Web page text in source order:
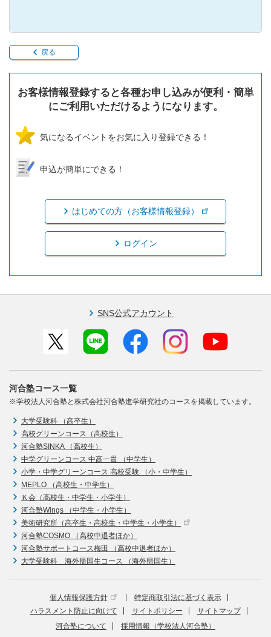
戻る
お客様情報登録すると各種お申し込みが便利・簡単
にご利用いただけるようになります。
気になるイベントをお気に入り登録できる！
申込が簡単にできる！
はじめての方（お客様情報登録）
ログイン
SNS公式アカウント
河合塾コース一覧
※学校法人河合塾と株式会社河合塾進学研究社のコースを掲載しています。
大学受験科 （高卒生）
高校グリーンコース（高校生）
河合塾SINKA （高校生）
中学グリーンコース 中高一貫 （中学生）
小学・中学グリーンコース 高校受験 （小・中学生）
MEPLO （高校生・中学生）
Ｋ会（高校生・中学生・小学生）
河合塾Wings （中学生・小学生）
美術研究所（高卒生・高校生・中学生・小学生）
河合塾COSMO （高校中退者ほか）
河合塾サポートコース梅田 （高校中退者ほか）
大学受験科 海外帰国生コース （海外帰国生）
個人情報保護方針
特定商取引法に基づく表示
ハラスメント防止に向けて
サイトポリシー
サイトマップ
河合塾について
採用情報（学校法人河合塾）